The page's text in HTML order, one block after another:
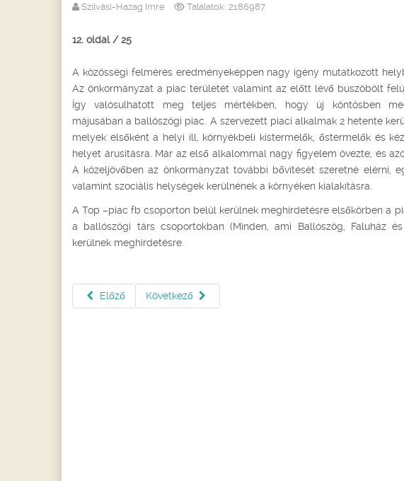
Szilvási-Hazag Imre Találatok: 2186987
12. oldal / 25
A közösségi felmérés eredményeképpen nagy igény mutatkozott
Az önkormányzat a piac területét valamint az előtt lévő buszöbölt
Így valósulhatott meg teljes mértékben, hogy új köntösben
májusában a ballószögi piac. A szervezett piaci alkalmak 2 hetente
melyek elsőként a helyi ill, környékbeli kistermelők, őstermelők és
helyet árusításra. Már az első alkalommal nagy figyelem övezte, és
A közeljövőben az önkormányzat további bővítését szeretné elérni,
valamint szociális helységek kerülnének a környéken kialakításra.
A Top –piac fb csoporton belül kerülnek meghirdetésre elsőkörben a
a ballószögi társ csoportokban (Minden, ami Ballószög, Faluház
kerülnek meghirdetésre.
Előző Következő